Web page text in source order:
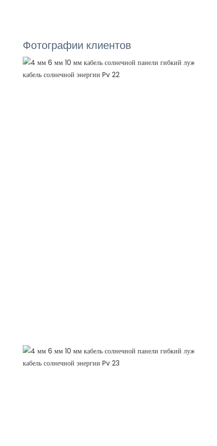
Фотографии клиентов